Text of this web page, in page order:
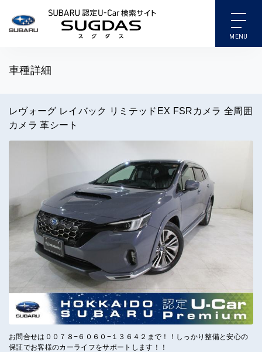
SUBARU 認定U-Car検索
車種詳細
レヴォーグ レイバック リミテッドEX FSRカメラ 全周囲
カメラ 革シート
お問合せは００７８−６０６０−１３６４２まで！！しっかり整備と安心の
保証でお客様のカーライフをサポートします！！